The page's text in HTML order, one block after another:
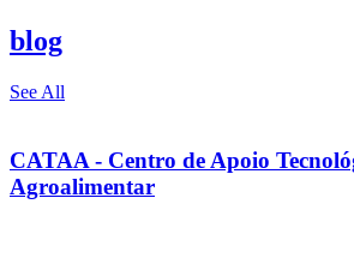
blog
See All
CATAA - Centro de Apoio
Agroalimentar